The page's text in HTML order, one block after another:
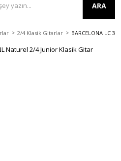
ARA
2/4 Klasik Gitarlar BARCELONA LC